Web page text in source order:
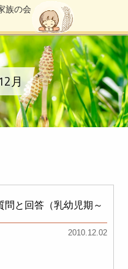
族の会
月
問と回答（乳幼児期～
2010.12.02